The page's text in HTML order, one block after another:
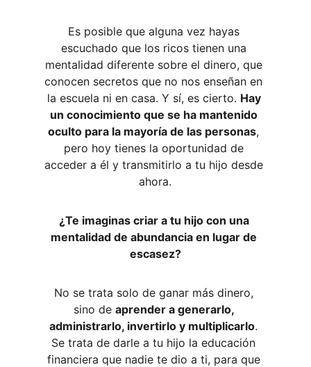
Es posible que alguna vez hayas
escuchado que los ricos tienen una
mentalidad diferente sobre el dinero, que
conocen secretos que no nos enseñan en
la escuela ni en casa. Y sí, es cierto. Hay
un conocimiento que se ha mantenido
oculto para la mayoría de las personas,
pero hoy tienes la oportunidad de
acceder a él y transmitirlo a tu hijo desde
ahora.
¿Te imaginas criar a tu hijo con una
mentalidad de abundancia en lugar de
escasez?
No se trata solo de ganar más dinero,
sino de aprender a generarlo,
administrarlo, invertirlo y multiplicarlo.
Se trata de darle a tu hijo la educación
financiera que nadie te dio a ti, para que